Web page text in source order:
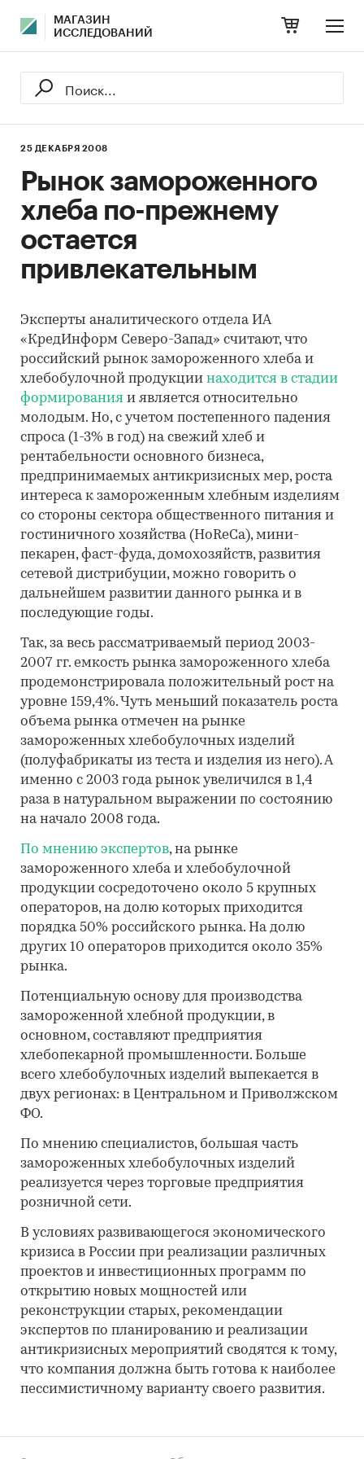
МАГАЗИН
ИССЛЕДОВАНИЙ
25 ДЕКАБРЯ 2008
Рынок замороженного
хлеба по-прежнему
остается
привлекательным
Эксперты аналитического отдела ИА
«КредИнформ Северо-Запад» считают, что
российский рынок замороженного хлеба и
хлебобулочной продукции находится в стадии
формирования и является относительно
молодым. Но, с учетом постепенного падения
спроса (1-3% в год) на свежий хлеб и
рентабельности основного бизнеса,
предпринимаемых антикризисных мер, роста
интереса к замороженным хлебным изделиям
со стороны сектора общественного питания и
гостиничного хозяйства (HoReCa), мини-
пекарен, фаст-фуда, домохозяйств, развития
сетевой дистрибуции, можно говорить о
дальнейшем развитии данного рынка и в
последующие годы.
Так, за весь рассматриваемый период 2003-
2007 гг. емкость рынка замороженного хлеба
продемонстрировала положительный рост на
уровне 159,4%. Чуть меньший показатель роста
объема рынка отмечен на рынке
замороженных хлебобулочных изделий
(полуфабрикаты из теста и изделия из него). А
именно с 2003 года рынок увеличился в 1,4
раза в натуральном выражении по состоянию
на начало 2008 года.
По мнению экспертов, на рынке
замороженного хлеба и хлебобулочной
продукции сосредоточено около 5 крупных
операторов, на долю которых приходится
порядка 50% российского рынка. На долю
других 10 операторов приходится около 35%
рынка.
Потенциальную основу для производства
замороженной хлебной продукции, в
основном, составляют предприятия
хлебопекарной промышленности. Больше
всего хлебобулочных изделий выпекается в
двух регионах: в Центральном и Приволжском
ФО.
По мнению специалистов, большая часть
замороженных хлебобулочных изделий
реализуется через торговые предприятия
розничной сети.
В условиях развивающегося экономического
кризиса в России при реализации различных
проектов и инвестиционных программ по
открытию новых мощностей или
реконструкции старых, рекомендации
экспертов по планированию и реализации
антикризисных мероприятий сводятся к тому,
что компания должна быть готова к наиболее
пессимистичному варианту своего развития.